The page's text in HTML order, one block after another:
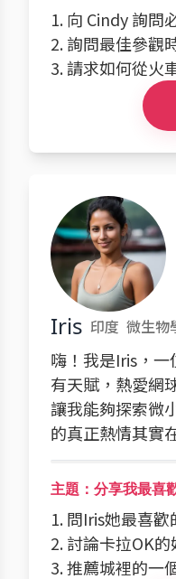
1. 向 Cindy 詢問
2. 詢問最佳參觀
3. 請求如何從火
Iris 印度 微生物
嗨！我是Iris，
有天賦，熱愛網
讓我能夠探索微
的真正熱情其實
主題：分享我最喜
1. 問Iris她最喜
2. 討論卡拉OK的
3. 推薦城裡的一